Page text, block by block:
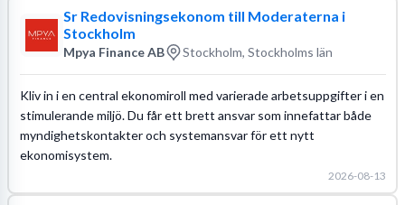
Sr Redovisningsekonom till Moderaterna i
Stockholm
Mpya Finance AB Stockholm, Stockholms län
Kliv in i en central ekonomiroll med varierade arbetsuppgifter i en
stimulerande miljö. Du får ett brett ansvar som innefattar både
myndighetskontakter och systemansvar för ett nytt
ekonomisystem.
2026-08-13